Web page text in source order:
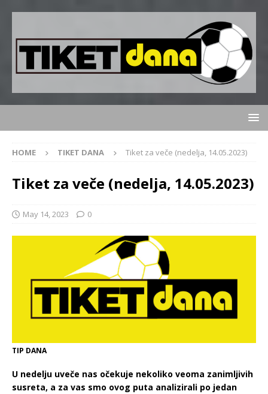
HOME TIKET DANA Tiket za veče (nedelja, 14.05.2023)
Tiket za veče (nedelja, 14.05.2023)
May 14, 2023 0
TIP DANA
U nedelju uveče nas očekuje nekoliko veoma zanimljivih
susreta, a za vas smo ovog puta analizirali po jedan